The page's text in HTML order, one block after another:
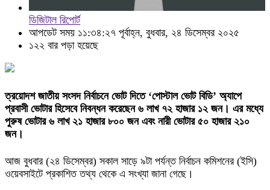
ডিজিটাল রিপোর্ট
আপডেট সময় ১১:৩৪:২৭ পূর্বাহ্ন, বুধবার, ২৪ ডিসেম্বর ২০২৫
১২২ বার পড়া হয়েছে
ত্রয়োদশ জাতীয় সংসদ নির্বাচনে ভোট দিতে ‘পোস্টাল ভোট বিডি’ অ্যাপে
প্রবাসী ভোটার হিসেবে নিবন্ধন করেছেন ৬ লাখ ৭২ হাজার ১২ জন। এর মধ্যে
পুরুষ ভোটার ৬ লাখ ২১ হাজার ৮০০ জন এবং নারী ভোটার ৫০ হাজার ২১০
জন।
আজ বুধবার (২৪ ডিসেম্বর) সকাল সাড়ে ৯টা পর্যন্ত নির্বাচন কমিশনের (ইসি)
ওয়েবসাইটে প্রকাশিত তথ্য থেকে এ সংখ্যা জানা গেছে।